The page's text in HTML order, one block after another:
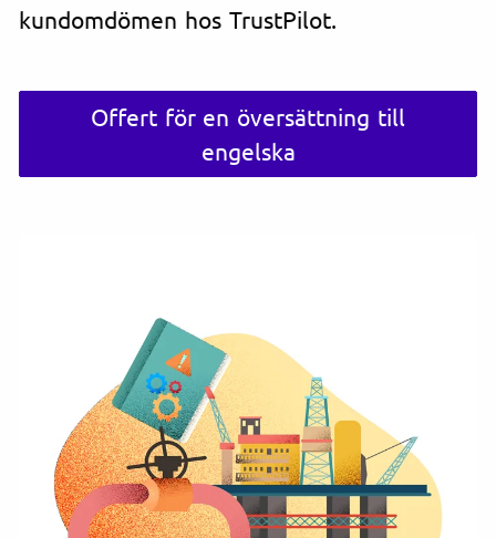
kundomdömen hos TrustPilot.
Offert för en översättning till
engelska